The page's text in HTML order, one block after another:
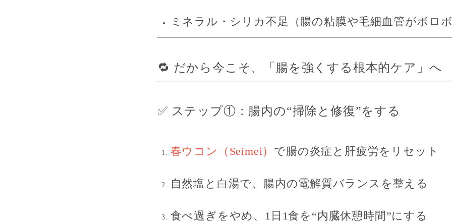
ミネラル・シリカ不足 （腸の粘膜や毛細血管がボロ
🔁 だから今こそ、「腸を強くする根本的ケア」へ
✅ ステップ①： 腸内の“掃除と修復”をする
春ウコン（Seimei） で腸の炎症と肝疲労をリセット
自然塩と白湯で、腸内の電解質バランスを整える
食べ過ぎをやめ、 1日1食を“内臓休憩時間”にする